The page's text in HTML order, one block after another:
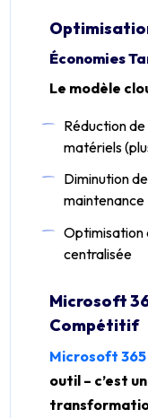
Économies
Le modèle
Réduction
matériels
Diminution
maintenance
Optimisation
centralisée
Microsoft
Compétitif
Microsoft 365
outil – c’est